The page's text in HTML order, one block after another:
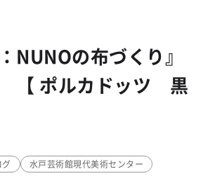
NUNOの布づくり』
【 ポルカドッツ 黒
グ 水戸芸術館現代美術センター